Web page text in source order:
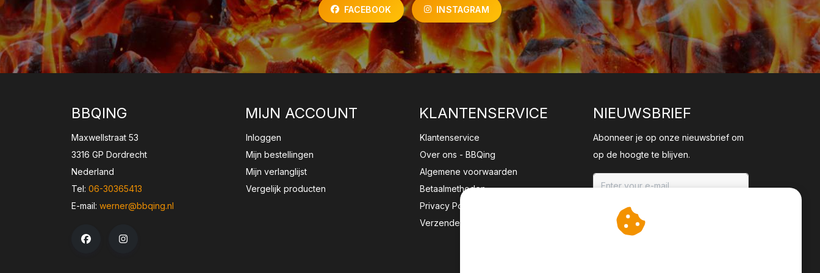
FACEBOOK INSTAGRAM
BBQING
Maxwellstraat 53
3316 GP Dordrecht
Nederland
Tel: 06-30365413
E-mail: werner@bbqing.nl
MIJN ACCOUNT
Inloggen
Mijn bestellingen
Mijn verlanglijst
Vergelijk producten
KLANTENSERVICE
Klantenservice
Over ons - BBQing
Algemene voorwaarden
Betaalmethoden
Privacy Policy
Verzenden & retourneren
NIEUWSBRIEF
Abonneer je op onze nieuwsbrief om
op de hoogte te blijven.
ABONNEER